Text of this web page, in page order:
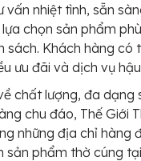
vấn nhiệt tình, sẵn
chọn sản phẩm
sách. Khách hàng có
ưu đãi và dịch vụ
chất lượng, đa dạng
chu đáo, Thế Giới
những địa chỉ hàng
sản phẩm thờ cúng tại